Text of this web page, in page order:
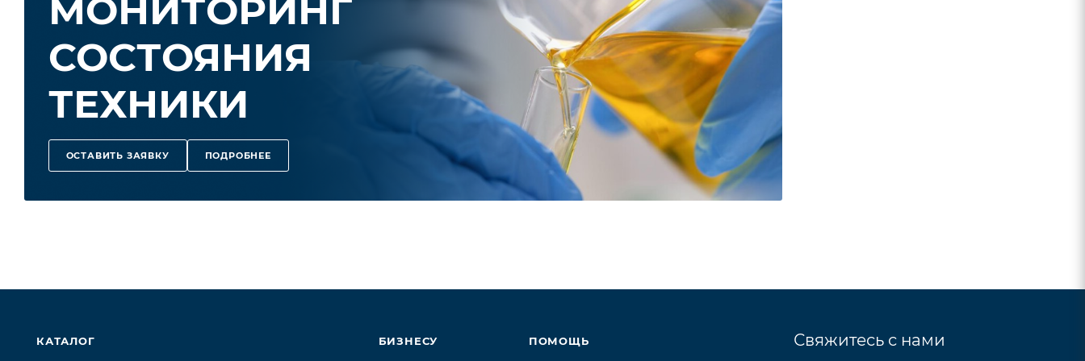
отложения лака на поршнях).
Проходит тест VW TDI на чистоту поршней (CEC-L-78-T99).
Проходит тест ASTM Sequence VG на образование лака и нагара (ASTM D6593).
Контроль образования сажи
Проходит среднетемпературный тест DV4TD на диспергирующие свойства (CEC-L-093-04)
МОНИТОРИНГ
СОСТОЯНИЯ
ТЕХНИКИ
ОСТАВИТЬ ЗАЯВКУ ПОДРОБНЕЕ
КАТАЛОГ БИЗНЕСУ ПОМОЩЬ Свяжитесь с нами